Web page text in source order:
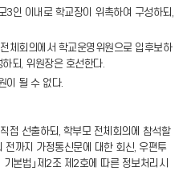
인 이내로 학교장이 위촉하여 구성하되,
체회의에서 학교운영위원으로 입후보하
되, 위원장은 호선한다.
이 될 수 없다.
접 선출하되, 학부모 전체회의에 참석할
전까지 가정통신문에 대한 회신, 우편투
본법」제2조 제2호에 따른 정보처리시